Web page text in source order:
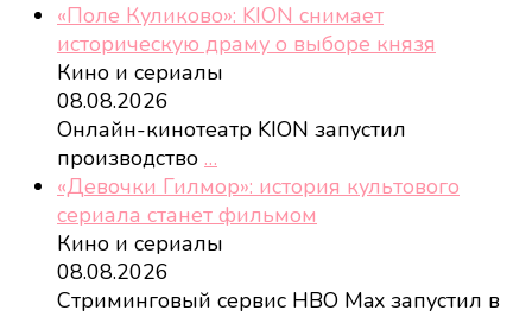
«Поле Куликово»: KION снимает
историческую драму о выборе князя
Кино и сериалы
08.08.2026
Онлайн-кинотеатр KION запустил
производство …
«Девочки Гилмор»: история культового
сериала станет фильмом
Кино и сериалы
08.08.2026
Стриминговый сервис HBO Max запустил в